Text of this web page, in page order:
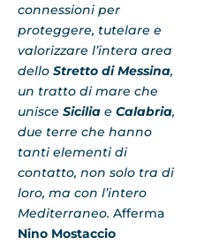
connessioni per
proteggere, tutelare e
valorizzare l’intera area
dello Stretto di Messina,
un tratto di mare che
unisce Sicilia e Calabria,
due terre che hanno
tanti elementi di
contatto, non solo tra di
loro, ma con l’intero
Mediterraneo. Afferma
Nino Mostaccio